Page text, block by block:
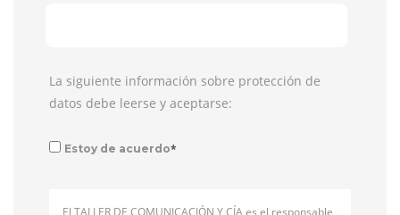
La siguiente información sobre protección de
datos debe leerse y aceptarse:
Estoy de acuerdo*
El TALLER DE COMUNICACIÓN Y CÍA es el responsable